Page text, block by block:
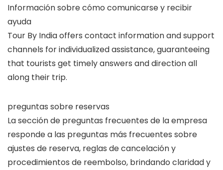
Información sobre cómo comunicarse y recibir
ayuda
Tour By India offers contact information and support
channels for individualized assistance, guaranteeing
that tourists get timely answers and direction all
along their trip.
preguntas sobre reservas
La sección de preguntas frecuentes de la empresa
responde a las preguntas más frecuentes sobre
ajustes de reserva, reglas de cancelación y
procedimientos de reembolso, brindando claridad y